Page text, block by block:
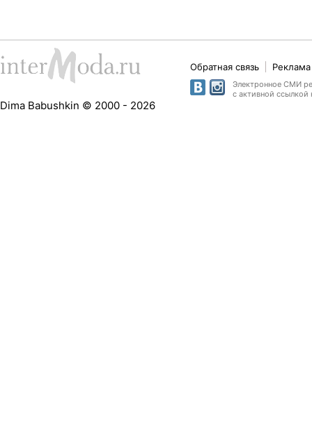
Dima Babushkin © 2000 - 2026
Обратная связь
Электронное СМИ
с активной ссылкой